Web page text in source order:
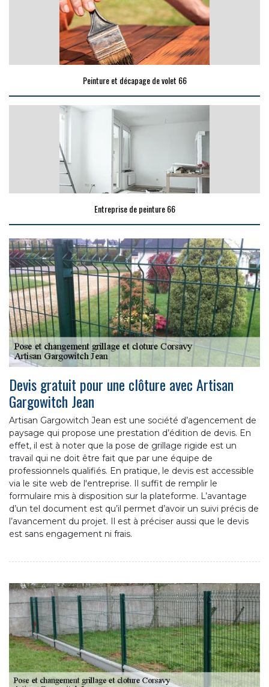
Peinture et décapage de volet 66
Entreprise de peinture 66
Devis gratuit pour une clôture avec Artisan
Gargowitch Jean
Artisan Gargowitch Jean est une société d’agencement de
paysage qui propose une prestation d’édition de devis. En
effet, il est à noter que la pose de grillage rigide est un
travail qui ne doit être fait que par une équipe de
professionnels qualifiés. En pratique, le devis est accessible
via le site web de l'entreprise. Il suffit de remplir le
formulaire mis à disposition sur la plateforme. L’avantage
d’un tel document est qu’il permet d’avoir un suivi précis de
l’avancement du projet. Il est à préciser aussi que le devis
est sans engagement ni frais.